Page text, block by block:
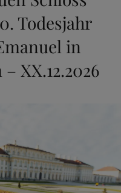
Todesjahr
in
XX.12.2026